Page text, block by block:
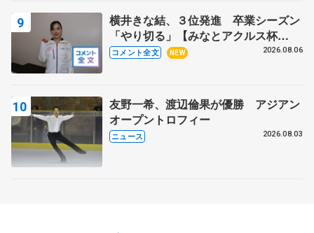
横井きな結、３位発進 卒業シーズン
「やり切る」【みなとアクルス杯
SP】
コメント全文 NEW 2026.08.06
友野一希、渡辺倫果が優勝 アジアン
オープントロフィー
ニュース 2026.08.03